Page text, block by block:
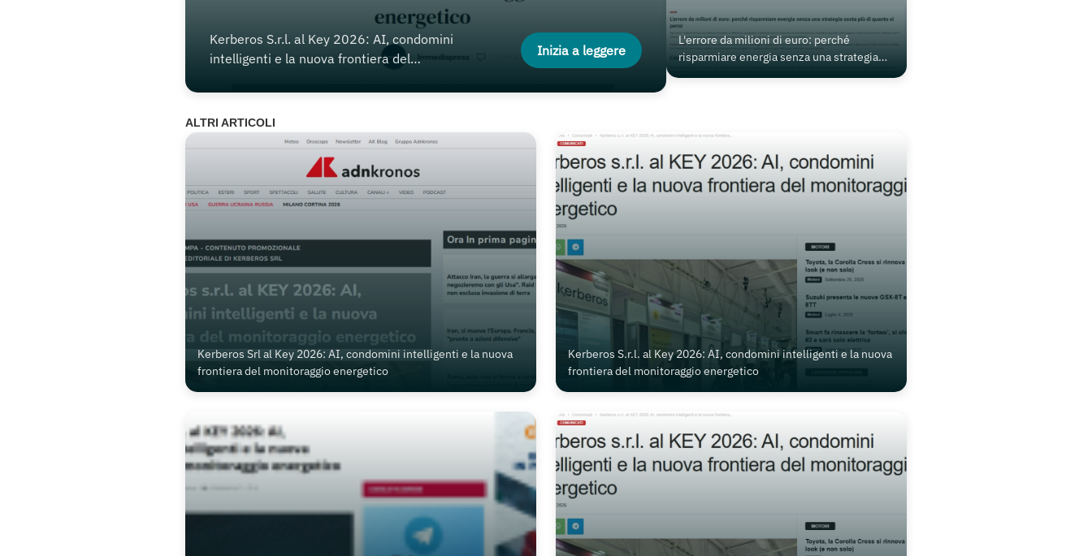
Kerberos S.r.l. al Key 2026: AI, condomini
intelligenti e la nuova frontiera del
Inizia a leggere
L'errore da milioni di euro: perché
risparmiare energia senza una strategia
ALTRI ARTICOLI
Kerberos Srl al Key 2026: AI, condomini intelligenti e la nuova
frontiera del monitoraggio energetico
Kerberos S.r.l. al Key 2026: AI, condomini intelligenti e la nuova
frontiera del monitoraggio energetico